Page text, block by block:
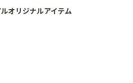
オリジナルアイテム